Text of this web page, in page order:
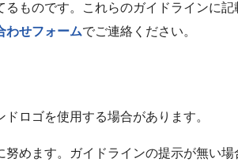
ものです。これらのガイドラインに
わせフォームでご連絡ください。
ロゴを使用する場合があります。
めます。ガイドラインの提示が無い